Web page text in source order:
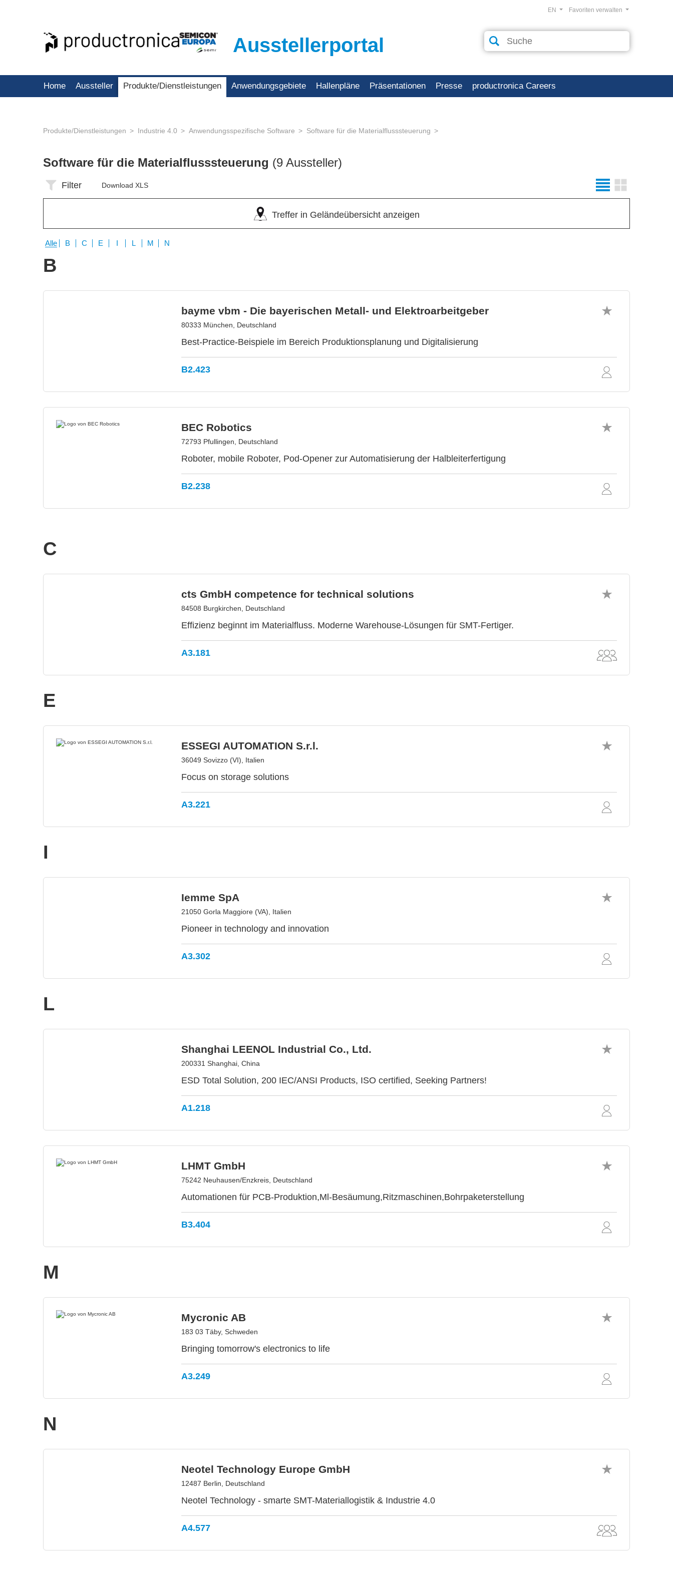
Ausstellerportal
Favoriten verwalten
EN
Home Aussteller Produkte/Dienstleistungen Anwendungsgebiete Hallenpläne Präsentationen Presse productronica Careers
Produkte/Dienstleistungen Industrie 4.0 Anwendungsspezifische Software Software für die Materialflusssteuerung
Software für die Materialflusssteuerung (9 Aussteller)
Filter Download XLS
Treffer in Geländeübersicht anzeigen
Alle B C E I L M N
B
bayme vbm - Die bayerischen Metall- und Elektroarbeitgeber
80333 München, Deutschland
Best-Practice-Beispiele im Bereich Produktionsplanung und Digitalisierung
B2.423
BEC Robotics
72793 Pfullingen, Deutschland
Roboter, mobile Roboter, Pod-Opener zur Automatisierung der Halbleiterfertigung
B2.238
C
cts GmbH competence for technical solutions
84508 Burgkirchen, Deutschland
Effizienz beginnt im Materialfluss. Moderne Warehouse-Lösungen für SMT-Fertiger.
A3.181
E
ESSEGI AUTOMATION S.r.l.
36049 Sovizzo (VI), Italien
Focus on storage solutions
A3.221
I
Iemme SpA
21050 Gorla Maggiore (VA), Italien
Pioneer in technology and innovation
A3.302
L
Shanghai LEENOL Industrial Co., Ltd.
200331 Shanghai, China
ESD Total Solution, 200 IEC/ANSI Products, ISO certified, Seeking Partners!
A1.218
LHMT GmbH
75242 Neuhausen/Enzkreis, Deutschland
Automationen für PCB-Produktion,Ml-Besäumung,Ritzmaschinen,Bohrpaketerstellung
B3.404
M
Mycronic AB
183 03 Täby, Schweden
Bringing tomorrow's electronics to life
A3.249
N
Neotel Technology Europe GmbH
12487 Berlin, Deutschland
Neotel Technology - smarte SMT-Materiallogistik & Industrie 4.0
A4.577